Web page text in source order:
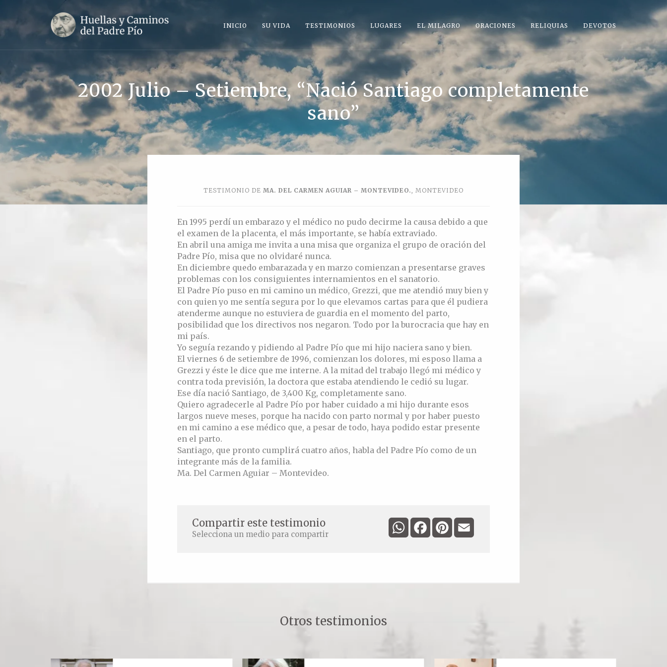
INICIO SU VIDA TESTIMONIOS LUGARES EL MILAGRO ORACIONES RELIQUIAS DEVOTOS
2002 Julio – Setiembre, “Nació Santiago completamente
sano”
TESTIMONIO DE MA. DEL CARMEN AGUIAR – MONTEVIDEO., MONTEVIDEO
En 1995 perdí un embarazo y el médico no pudo decirme la causa debido a que
el examen de la placenta, el más importante, se había extraviado.
En abril una amiga me invita a una misa que organiza el grupo de oración del
Padre Pío, misa que no olvidaré nunca.
En diciembre quedo embarazada y en marzo comienzan a presentarse graves
problemas con los consiguientes internamientos en el sanatorio.
El Padre Pío puso en mi camino un médico, Grezzi, que me atendió muy bien y
con quien yo me sentía segura por lo que elevamos cartas para que él pudiera
atenderme aunque no estuviera de guardia en el momento del parto,
posibilidad que los directivos nos negaron. Todo por la burocracia que hay en
mi país.
Yo seguía rezando y pidiendo al Padre Pío que mi hijo naciera sano y bien.
El viernes 6 de setiembre de 1996, comienzan los dolores, mi esposo llama a
Grezzi y éste le dice que me interne. A la mitad del trabajo llegó mi médico y
contra toda previsión, la doctora que estaba atendiendo le cedió su lugar.
Ese día nació Santiago, de 3,400 Kg, completamente sano.
Quiero agradecerle al Padre Pío por haber cuidado a mi hijo durante esos
largos nueve meses, porque ha nacido con parto normal y por haber puesto
en mi camino a ese médico que, a pesar de todo, haya podido estar presente
en el parto.
Santiago, que pronto cumplirá cuatro años, habla del Padre Pío como de un
integrante más de la familia.
Ma. Del Carmen Aguiar – Montevideo.
Compartir este testimonio
Selecciona un medio para compartir
WhatsAppFacebookPinterest
Otros testimonios